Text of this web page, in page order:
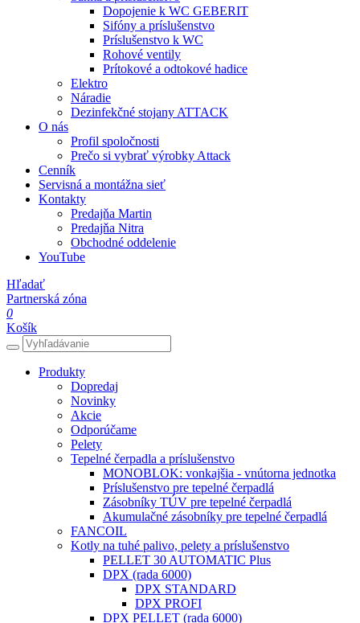
Dopojenie k WC GEBERIT
Sifóny a príslušenstvo
Príslušenstvo k WC
Rohové ventily
Prítokové a odtokové hadice
Elektro
Náradie
Dezinfekčné stojany ATTACK
O nás
Profil spoločnosti
Prečo si vybrať výrobky Attack
Cenník
Servisná a montážna sieť
Kontakty
Predajňa Martin
Predajňa Nitra
Obchodné oddelenie
YouTube
Hľadať
Partnerská zóna
0
Košík
Produkty
Dopredaj
Novinky
Akcie
Odporúčame
Pelety
Tepelné čerpadla a príslušenstvo
MONOBLOK: vonkajšia - vnútorna jednotka
Príslušenstvo pre tepelné čerpadlá
Zásobníky TÚV pre tepelné čerpadlá
Akumulačné zásobníky pre tepelné čerpadlá
FANCOIL
Kotly na tuhé palivo, pelety a príslušenstvo
PELLET 30 AUTOMATIC Plus
DPX (rada 6000)
DPX STANDARD
DPX PROFI
DPX PELLET (rada 6000)